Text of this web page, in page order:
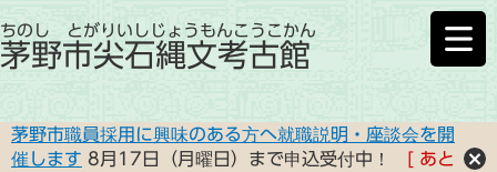
茅野市尖石縄文考古館
ちのし とがりいしじょうもんこうこかん
茅野市職員採用に興味のある方へ就職説明・座談会を開
催します 8月17日（月曜日）まで申込受付中！
あと